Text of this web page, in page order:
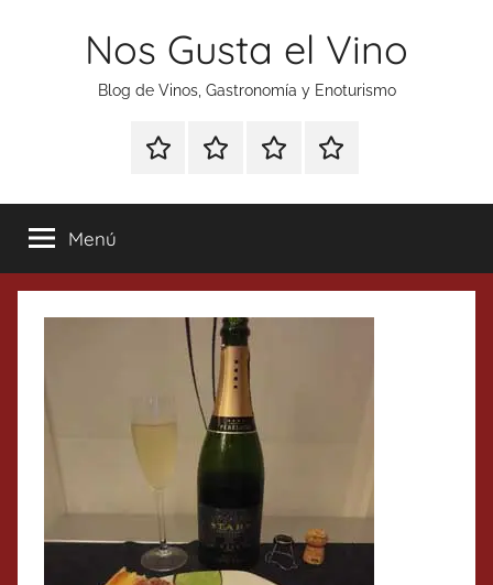
Nos Gusta el Vino
Blog de Vinos, Gastronomía y Enoturismo
Especial
Tonics
Enoturismo
Gastronomía
RankingContacto
Menú